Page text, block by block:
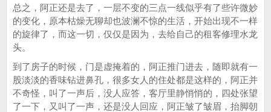
总之，阿正还是去了，一层不变的三点一线似乎有了些许微妙
的变化，原本枯燥无聊却也波澜不惊的生活，开始出现不一样
的旋律了，而这一切，仅仅是因为，去给自己的租客修理水龙
头。
到了房子的时候，门是虚掩着的，阿正推门进去，随即就有一
股淡淡的香味钻进鼻孔，很多女人的住处都是这样的，阿正并
不奇怪，叫了一声后，没人应答，客厅里静悄悄的，四处张望
了一下，又叫了一声，还是没人回应，阿正皱了皱眉，抬脚朝